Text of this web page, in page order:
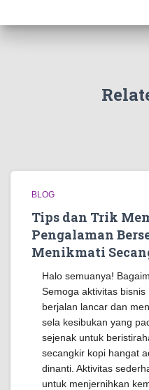
BLOG
Tips dan Trik
Pengalaman
Menikmati
Halo semuanya!
Semoga aktivitas
berjalan lancar dan
sela kesibukan yang
sejenak untuk
secangkir kopi hangat
dinanti. Aktivitas
untuk menjernihkan